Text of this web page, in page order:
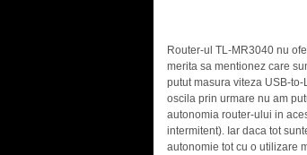
Router-ul TL-MR3040 nu
merita sa mentionez care
putut masura viteza USB-
oscila prin urmare nu am
autonomia router-ului in
intermitent). Iar daca tot
autonomie tot cu o utilizare